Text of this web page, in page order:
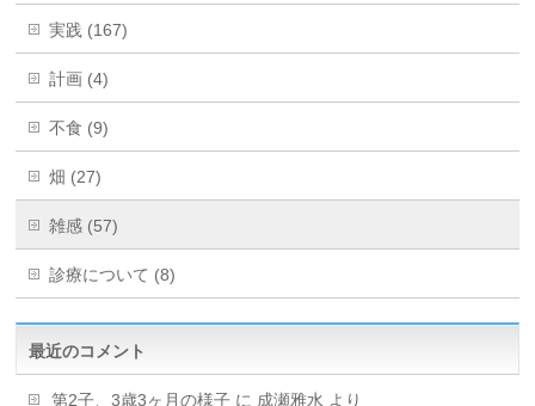
実践 (167)
計画 (4)
不食 (9)
畑 (27)
雑感 (57)
診療について (8)
最近のコメント
第2子、3歳3ヶ月の様子 に 成瀬雅水 より